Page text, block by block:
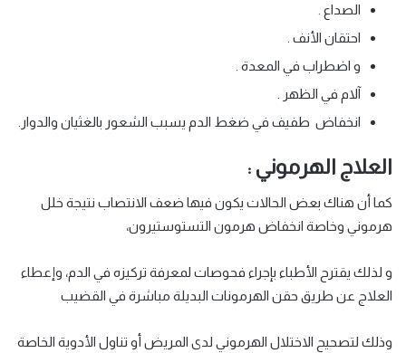
الصداع .
احتقان الأنف .
و اضطراب في المعدة .
آلام في الظهر .
انخفاض طفيف في ضغط الدم يسبب الشعور بالغثيان والدوار.
العلاج الهرموني :
كما أن هناك بعض الحالات يكون فيها ضعف الانتصاب نتيجة خلل
هرموني وخاصة انخفاض هرمون التستوستيرون،
و لذلك يقترح الأطباء بإجراء فحوصات لمعرفة تركيزه في الدم، وإعطاء
العلاج عن طريق حقن الهرمونات البديلة مباشرة في القضيب
وذلك لتصحيح الاختلال الهرموني لدى المريض أو تناول الأدوية الخاصة